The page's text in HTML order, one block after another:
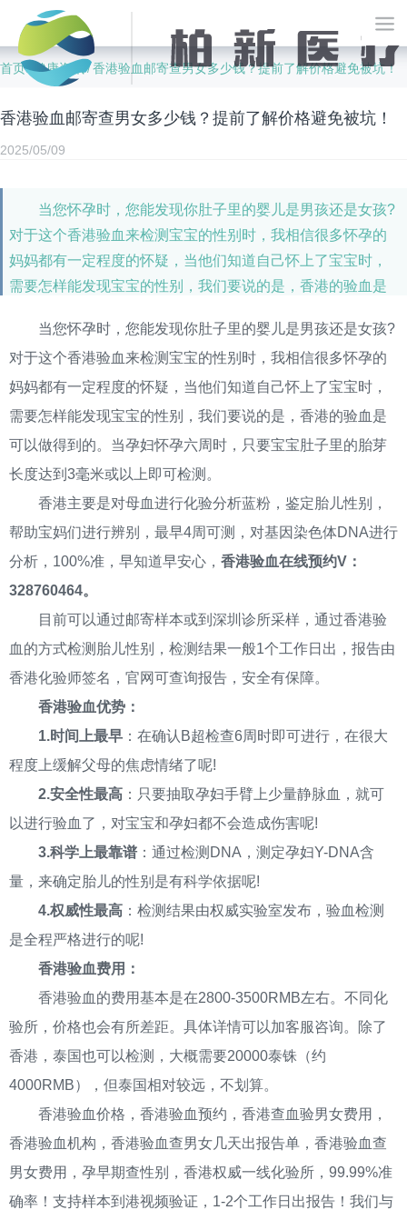
首页/健康资讯 /香港验血邮寄查男女多少钱？提前了解价格避免被坑！
香港验血邮寄查男女多少钱？提前了解价格避免被坑！
2025/05/09
当您怀孕时，您能发现你肚子里的婴儿是男孩还是女孩?
对于这个香港验血来检测宝宝的性别时，我相信很多怀孕的
妈妈都有一定程度的怀疑，当他们知道自己怀上了宝宝时，
需要怎样能发现宝宝的性别，我们要说的是，香港的验血是
长度达到3毫米或以上即可检测。
当您怀孕时，您能发现你肚子里的婴儿是男孩还是女孩?
对于这个香港验血来检测宝宝的性别时，我相信很多怀孕的
妈妈都有一定程度的怀疑，当他们知道自己怀上了宝宝时，
需要怎样能发现宝宝的性别，我们要说的是，香港的验血是
可以做得到的。当孕妇怀孕六周时，只要宝宝肚子里的胎芽
长度达到3毫米或以上即可检测。
香港主要是对母血进行化验分析蓝粉，鉴定胎儿性别，
帮助宝妈们进行辨别，最早4周可测，对基因染色体DNA进行
分析，100%准，早知道早安心， 香港验血在线预约V：
328760464。
目前可以通过邮寄样本或到深圳诊所采样，通过香港验
血的方式检测胎儿性别，检测结果一般1个工作日出，报告由
香港化验师签名，官网可查询报告，安全有保障。
香港验血优势：
1.时间上最早 ：在确认B超检查6周时即可进行，在很大
程度上缓解父母的焦虑情绪了呢!
2.安全性最高 ：只要抽取孕妇手臂上少量静脉血，就可
以进行验血了，对宝宝和孕妇都不会造成伤害呢!
3.科学上最靠谱 ：通过检测DNA，测定孕妇Y-DNA含
量，来确定胎儿的性别是有科学依据呢!
4.权威性最高 ：检测结果由权威实验室发布，验血检测
是全程严格进行的呢!
香港验血费用：
香港验血的费用基本是在2800-3500RMB左右。不同化
验所，价格也会有所差距。具体详情可以加客服咨询。除了
香港，泰国也可以检测，大概需要20000泰铢（约
4000RMB），但泰国相对较远，不划算。
香港验血价格，香港验血预约，香港查血验男女费用，
香港验血机构，香港验血查男女几天出报告单，香港验血查
男女费用，孕早期查性别，香港权威一线化验所，99.99%准
确率！支持样本到港视频验证，1-2个工作日出报告！我们与